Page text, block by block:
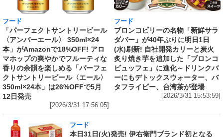
フード
「パーフェクトサントリービール
〈アンバーエール〉 350ml×24
本」がAmazonで18%OFF! アロ
マホップの爽やかでフルーティな
香りの余韻を楽しめる「パーフェ
クトサントリービール〈エール〉
350ml×24本」は26%OFFで5月
12日発売
[2026/3/31 17:56:05]
フード
ブロンコビリーの名物「新鮮サラ
ダバー」が40年ぶりに明日1日
(水)刷新! 自社開発カリーと炭火
炙り焼き芋を追加した「ブロンコ
ビュッフェ」に進化～ドリンクバ
ーにもデトックスウォーター、バ
タフライピー、台湾茶が登場
[2026/3/31 15:53:59]
フード
本日31日(火)発売! 伊右衛門ブランド初となる